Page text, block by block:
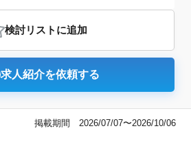
検討リスト に追加
求人紹介を依頼する
掲載期間 2026/07/07〜2026/10/06